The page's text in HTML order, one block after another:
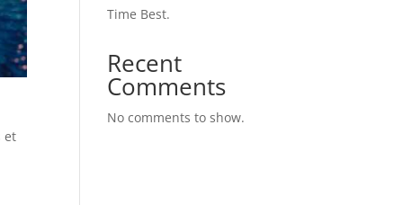
et
Time Best.
Recent
Comments
No comments to show.